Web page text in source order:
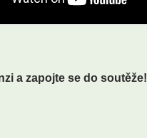
a zapojte se do soutěže!